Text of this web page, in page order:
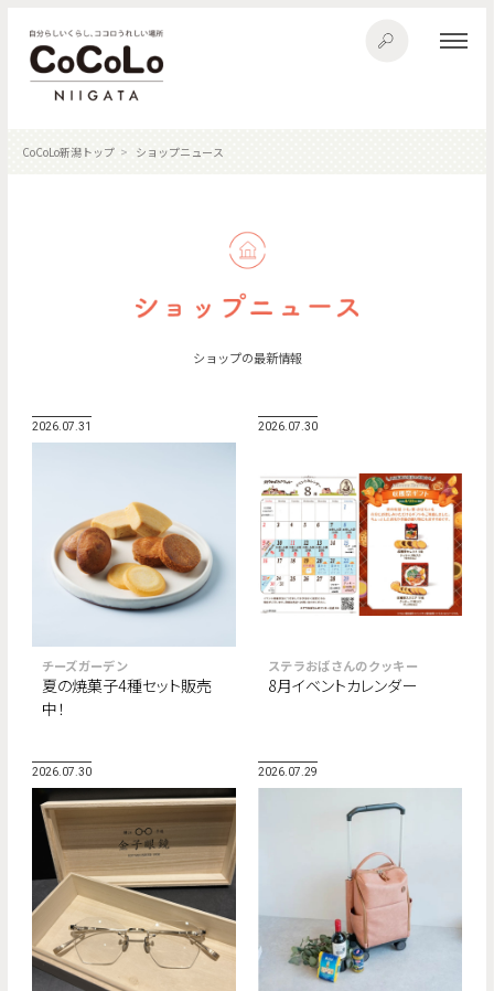
CoCoLo新潟トップ ショップニュース
ショップの最新情報
2026.07.31
チーズガーデン
夏の焼菓子4種セット販売
中！
2026.07.30
ステラおばさんのクッキー
8月イベントカレンダー
2026.07.30 2026.07.29